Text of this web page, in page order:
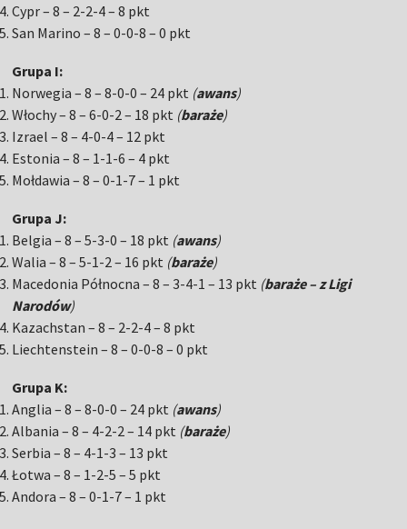
Cypr – 8 – 2-2-4 – 8 pkt
San Marino – 8 – 0-0-8 – 0 pkt
Grupa I:
Norwegia – 8 – 8-0-0 – 24 pkt (awans)
Włochy – 8 – 6-0-2 – 18 pkt (baraże)
Izrael – 8 – 4-0-4 – 12 pkt
Estonia – 8 – 1-1-6 – 4 pkt
Mołdawia – 8 – 0-1-7 – 1 pkt
Grupa J:
Belgia – 8 – 5-3-0 – 18 pkt (awans)
Walia – 8 – 5-1-2 – 16 pkt (baraże)
Macedonia Północna – 8 – 3-4-1 – 13 pkt (baraże – z Ligi
Narodów)
Kazachstan – 8 – 2-2-4 – 8 pkt
Liechtenstein – 8 – 0-0-8 – 0 pkt
Grupa K:
Anglia – 8 – 8-0-0 – 24 pkt (awans)
Albania – 8 – 4-2-2 – 14 pkt (baraże)
Serbia – 8 – 4-1-3 – 13 pkt
Łotwa – 8 – 1-2-5 – 5 pkt
Andora – 8 – 0-1-7 – 1 pkt